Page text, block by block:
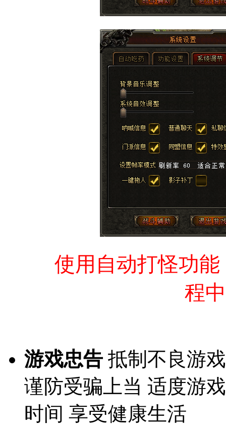
使用自动打怪功
程
游戏忠告抵制不良游
谨防受骗上当 适度游
时间 享受健康生活